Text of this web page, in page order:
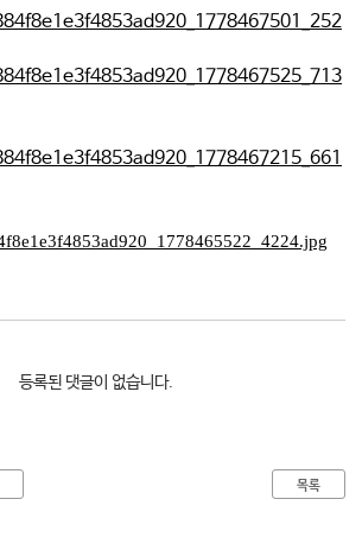
등록된 댓글이 없습니다.
목록